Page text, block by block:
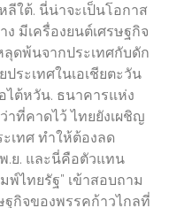
ลีใต้. นี่น่าจะเป็นโอกาส
มีเครื่องยนต์เศรษฐกิจ
ดพ้นจากประเทศกับดัก
ระเทศในเอเชียตะวัน
ไต้หวัน. ธนาคารแห่ง
าที่คาดไว้ ไทยยังเผชิญ
เทศ ทำให้ต้องลด
พ.ย. และนี่คือตัวแทน
ไทยรัฐ” เข้าสอบถาม
ฐกิจของพรรคก้าวไกลที่